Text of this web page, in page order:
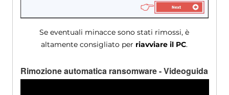
Se eventuali minacce sono stati rimossi, è
altamente consigliato per riavviare il PC.
Rimozione automatica ransomware - Videoguida